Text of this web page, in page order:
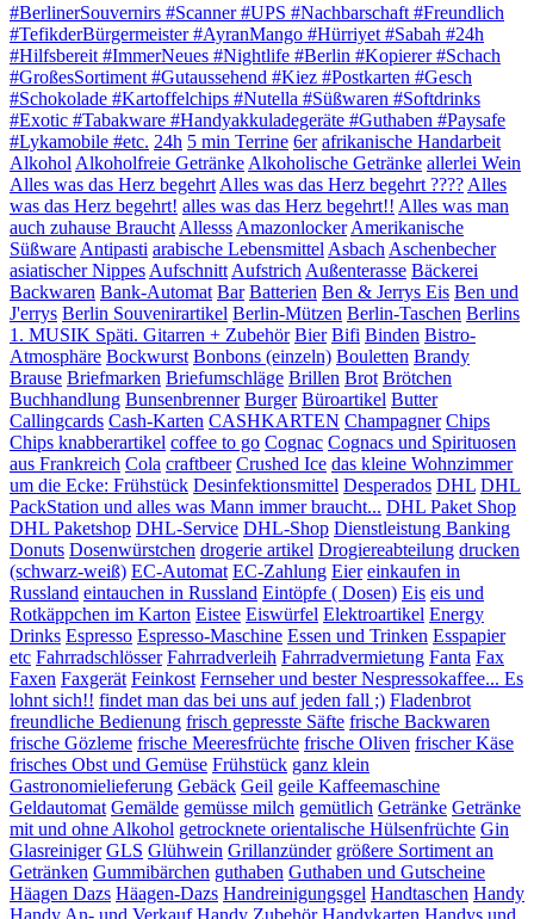
#BerlinerSouvernirs #Scanner #UPS #Nachbarschaft #Freundlich
#TefikderBürgermeister #AyranMango #Hürriyet #Sabah #24h
#Hilfsbereit #ImmerNeues #Nightlife #Berlin #Kopierer #Schach
#GroßesSortiment #Gutaussehend #Kiez #Postkarten #Gesch
#Schokolade #Kartoffelchips #Nutella #Süßwaren #Softdrinks
#Exotic #Tabakware #Handyakkuladegeräte #Guthaben #Paysafe
#Lykamobile #etc. 24h 5 min Terrine 6er afrikanische Handarbeit
Alkohol Alkoholfreie Getränke Alkoholische Getränke allerlei Wein
Alles was das Herz begehrt Alles was das Herz begehrt ???? Alles
was das Herz begehrt! alles was das Herz begehrt!! Alles was man
auch zuhause Braucht Allesss Amazonlocker Amerikanische
Süßware Antipasti arabische Lebensmittel Asbach Aschenbecher
asiatischer Nippes Aufschnitt Aufstrich Außenterasse Bäckerei
Backwaren Bank-Automat Bar Batterien Ben & Jerrys Eis Ben und
J'errys Berlin Souvenirartikel Berlin-Mützen Berlin-Taschen Berlins
1. MUSIK Späti. Gitarren + Zubehör Bier Bifi Binden Bistro-
Atmosphäre Bockwurst Bonbons (einzeln) Bouletten Brandy
Brause Briefmarken Briefumschläge Brillen Brot Brötchen
Buchhandlung Bunsenbrenner Burger Büroartikel Butter
Callingcards Cash-Karten CASHKARTEN Champagner Chips
Chips knabberartikel coffee to go Cognac Cognacs und Spirituosen
aus Frankreich Cola craftbeer Crushed Ice das kleine Wohnzimmer
um die Ecke: Frühstück Desinfektionsmittel Desperados DHL DHL
PackStation und alles was Mann immer braucht... DHL Paket Shop
DHL Paketshop DHL-Service DHL-Shop Dienstleistung Banking
Donuts Dosenwürstchen drogerie artikel Drogiereabteilung drucken
(schwarz-weiß) EC-Automat EC-Zahlung Eier einkaufen in
Russland eintauchen in Russland Eintöpfe ( Dosen) Eis eis und
Rotkäppchen im Karton Eistee Eiswürfel Elektroartikel Energy
Drinks Espresso Espresso-Maschine Essen und Trinken Esspapier
etc Fahrradschlösser Fahrradverleih Fahrradvermietung Fanta Fax
Faxen Faxgerät Feinkost Fernseher und bester Nespressokaffee... Es
lohnt sich!! findet man das bei uns auf jeden fall ;) Fladenbrot
freundliche Bedienung frisch gepresste Säfte frische Backwaren
frische Gözleme frische Meeresfrüchte frische Oliven frischer Käse
frisches Obst und Gemüse Frühstück ganz klein
Gastronomielieferung Gebäck Geil geile Kaffeemaschine
Geldautomat Gemälde gemüsse milch gemütlich Getränke Getränke
mit und ohne Alkohol getrocknete orientalische Hülsenfrüchte Gin
Glasreiniger GLS Glühwein Grillanzünder größere Sortiment an
Getränken Gummibärchen guthaben Guthaben und Gutscheine
Häagen Dazs Häagen-Dazs Handreinigungsgel Handtaschen Handy
Handy An- und Verkauf Handy Zubehör Handykarten Handys und